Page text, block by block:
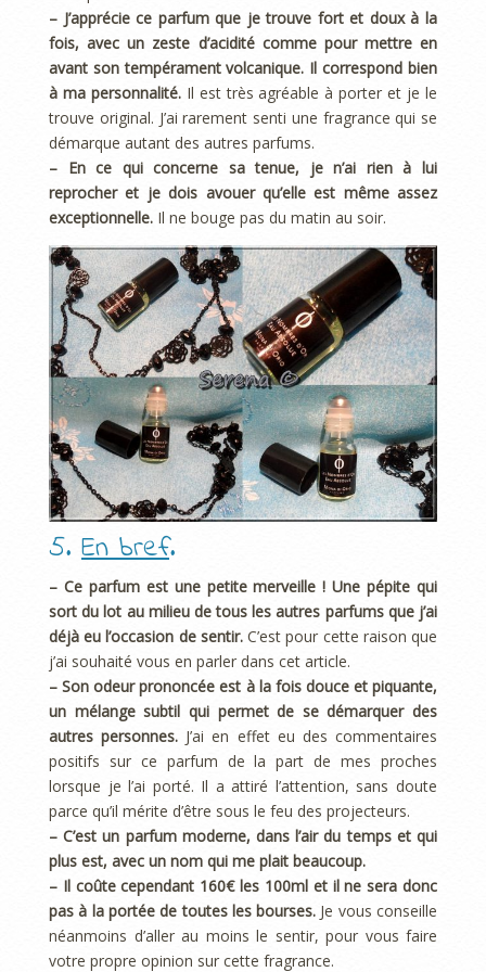
– J’apprécie ce parfum que je trouve fort et doux à la
fois, avec un zeste d’acidité comme pour mettre en
avant son tempérament volcanique. Il correspond bien
à ma personnalité.Il est très agréable à porter et je le
trouve original. J’ai rarement senti une fragrance qui se
démarque autant des autres parfums.
– En ce qui concerne sa tenue, je n’ai rien à lui
reprocher et je dois avouer qu’elle est même assez
exceptionnelle. Il ne bouge pas du matin au soir.
5. En bref.
– Ce parfum est une petite merveille ! Une pépite qui
sort du lot au milieu de tous les autres parfums que j’ai
déjà eu l’occasion de sentir.C’est pour cette raison que
j’ai souhaité vous en parler dans cet article.
– Son odeur prononcée est à la fois douce et piquante,
un mélange subtil qui permet de se démarquer des
autres personnes. J’ai en effet eu des commentaires
positifs sur ce parfum de la part de mes proches
lorsque je l’ai porté. Il a attiré l’attention, sans doute
parce qu’il mérite d’être sous le feu des projecteurs.
– C’est un parfum moderne, dans l’air du temps et qui
plus est, avec un nom qui me plait beaucoup.
– Il coûte cependant 160€ les 100ml et il ne sera donc
pas à la portée de toutes les bourses. Je vous conseille
néanmoins d’aller au moins le sentir, pour vous faire
votre propre opinion sur cette fragrance.